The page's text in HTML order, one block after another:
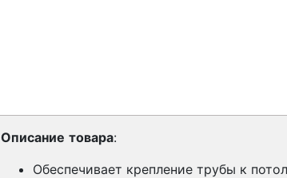
Описание товара:
Обеспечивает крепление трубы к